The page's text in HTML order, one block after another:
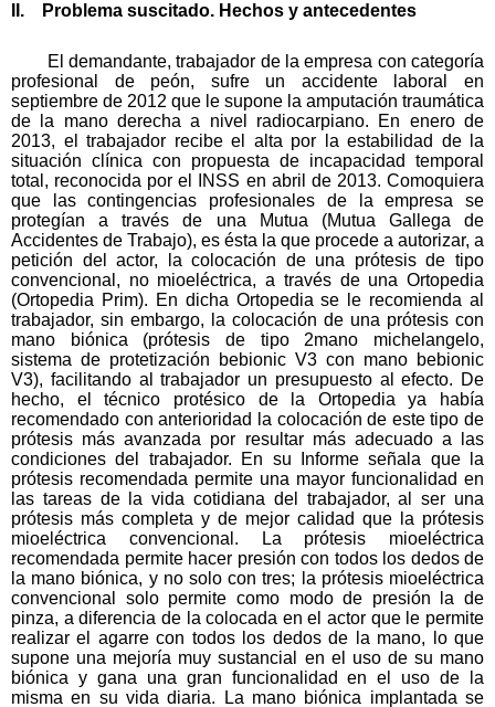
II. Problema suscitado. Hechos y antecedentes
El demandante, trabajador de la empresa con categoría
profesional de peón, sufre un accidente laboral en
septiembre de 2012 que le supone la amputación traumática
de la mano derecha a nivel radiocarpiano. En enero de
2013, el trabajador recibe el alta por la estabilidad de la
situación clínica con propuesta de incapacidad temporal
total, reconocida por el INSS en abril de 2013. Comoquiera
que las contingencias profesionales de la empresa se
protegían a través de una Mutua (Mutua Gallega de
Accidentes de Trabajo), es ésta la que procede a autorizar, a
petición del actor, la colocación de una prótesis de tipo
convencional, no mioeléctrica, a través de una Ortopedia
(Ortopedia Prim). En dicha Ortopedia se le recomienda al
trabajador, sin embargo, la colocación de una prótesis con
mano biónica (prótesis de tipo 2mano michelangelo,
sistema de protetización bebionic V3 con mano bebionic
V3), facilitando al trabajador un presupuesto al efecto. De
hecho, el técnico protésico de la Ortopedia ya había
recomendado con anterioridad la colocación de este tipo de
prótesis más avanzada por resultar más adecuado a las
condiciones del trabajador. En su Informe señala que la
prótesis recomendada permite una mayor funcionalidad en
las tareas de la vida cotidiana del trabajador, al ser una
prótesis más completa y de mejor calidad que la prótesis
mioeléctrica convencional. La prótesis mioeléctrica
recomendada permite hacer presión con todos los dedos de
la mano biónica, y no solo con tres; la prótesis mioeléctrica
convencional solo permite como modo de presión la de
pinza, a diferencia de la colocada en el actor que le permite
realizar el agarre con todos los dedos de la mano, lo que
supone una mejoría muy sustancial en el uso de su mano
biónica y gana una gran funcionalidad en el uso de la
misma en su vida diaria. La mano biónica implantada se